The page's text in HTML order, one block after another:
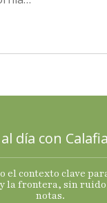
día con
el contexto clave
la frontera, sin ruido
notas.